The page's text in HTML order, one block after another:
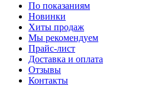
По показаниям
Новинки
Хиты продаж
Мы рекомендуем
Прайс-лист
Доставка и оплата
Отзывы
Контакты